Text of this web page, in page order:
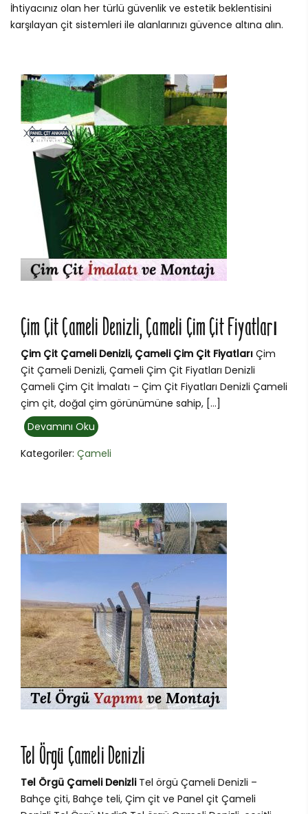
İhtiyacınız olan her türlü güvenlik ve estetik beklentisini
karşılayan çit sistemleri ile alanlarınızı güvence altına alın.
Çim Çit Çameli Denizli, Çameli Çim Çit Fiyatları
Çim Çit Çameli Denizli, Çameli Çim Çit Fiyatları Çim
Çit Çameli Denizli, Çameli Çim Çit Fiyatları Denizli
Çameli Çim Çit İmalatı – Çim Çit Fiyatları Denizli Çameli
çim çit, doğal çim görünümüne sahip, […]
Devamını Oku
Kategoriler: Çameli
Tel Örgü Çameli Denizli
Tel Örgü Çameli DenizliTel örgü Çameli Denizli –
Bahçe çiti, Bahçe teli, Çim çit ve Panel çit Çameli